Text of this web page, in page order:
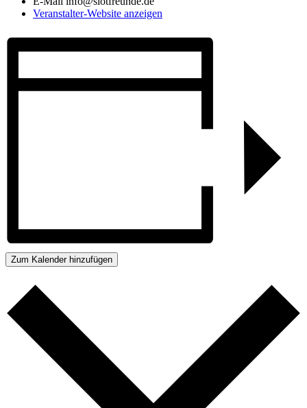
Veranstalter-Website anzeigen
Zum Kalender hinzufügen